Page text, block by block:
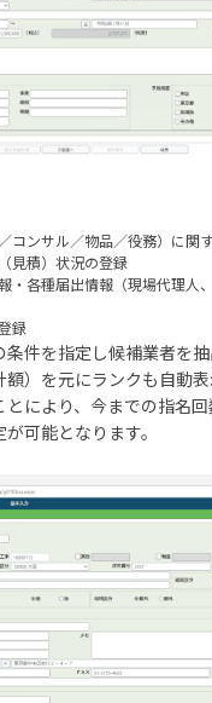
コンサル／物品／役務）に関
見積）状況の登録
・各種届出情報（現場代理人
録
件を指定し候補業者を
）を元にランクも自動表
により、今までの指名回
可能となります。